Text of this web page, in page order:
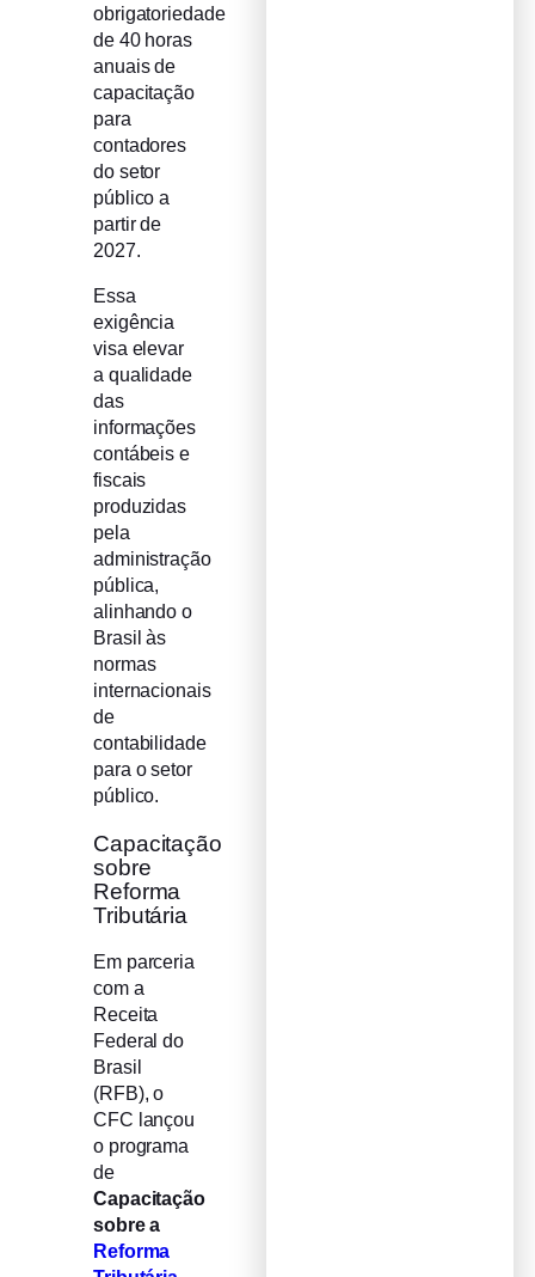
obrigatoriedade
de 40 horas
anuais de
capacitação
para
contadores
do setor
público a
partir de
2027.
Essa
exigência
visa elevar
a qualidade
das
informações
contábeis e
fiscais
produzidas
pela
administração
pública,
alinhando o
Brasil às
normas
internacionais
de
contabilidade
para o setor
público.
Capacitação
sobre
Reforma
Tributária
Em parceria
com a
Receita
Federal do
Brasil
(RFB), o
CFC lançou
o programa
de
Capacitação
sobre a
Reforma